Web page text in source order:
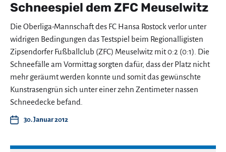
Schneespiel dem ZFC Meuselwitz
Die Oberliga-Mannschaft des FC Hansa Rostock verlor unter
widrigen Bedingungen das Testspiel beim Regionalligisten
Zipsendorfer Fußballclub (ZFC) Meuselwitz mit 0:2 (0:1). Die
Schneefälle am Vormittag sorgten dafür, dass der Platz nicht
mehr geräumt werden konnte und somit das gewünschte
Kunstrasengrün sich unter einer zehn Zentimeter nassen
Schneedecke befand.
30. Januar 2012